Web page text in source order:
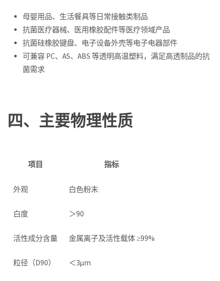
母婴用品、生活餐具等日常接触类制品
抗菌医疗器械、医用橡胶配件等医疗领域产品
抗菌硅橡胶键盘、电子设备外壳等电子电器部件
可兼容 PC、AS、ABS 等透明高温塑料，满足高透制品的抗
菌需求
四、主要物理性质
项目 指标
外观 白色粉末
白度 ＞90
活性成分含量 金属离子及活性载体 ≥99%
粒径（D90） ＜3μm